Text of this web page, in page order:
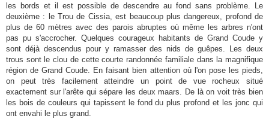
les bords et il est possible de descendre au fond sans problème. Le
deuxième : le Trou de Cissia, est beaucoup plus dangereux, profond de
plus de 60 mètres avec des parois abruptes où même les arbres n'ont
pas pu s'accrocher. Quelques courageux habitants de Grand Coude y
sont déjà descendus pour y ramasser des nids de guêpes. Les deux
trous sont le clou de cette courte randonnée familiale dans la magnifique
région de Grand Coude. En faisant bien attention où l'on pose les pieds,
on peut très facilement atteindre un point de vue rocheux situé
exactement sur l'arête qui sépare les deux maars. De là on voit très bien
les bois de couleurs qui tapissent le fond du plus profond et les jonc qui
ont envahi le plus grand.